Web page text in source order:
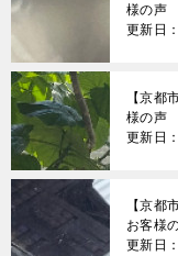
様の声
更新日
【京
様の声
更新日
【京都
お客様
更新日